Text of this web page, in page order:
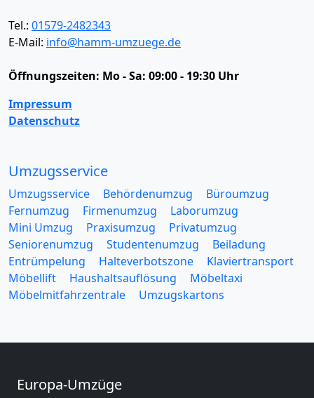
Tel.: 01579-2482343
E-Mail: info@hamm-umzuege.de
Öffnungszeiten: Mo - Sa: 09:00 - 19:30 Uhr
Impressum
Datenschutz
Umzugsservice
Umzugsservice Behördenumzug
Büroumzug
Fernumzug
Firmenumzug
Laborumzug
Mini Umzug
Praxisumzug
Privatumzug
Seniorenumzug
Studentenumzug
Beiladung
Entrümpelung
Halteverbotszone
Klaviertransport
Möbellift
Haushaltsauflösung
Möbeltaxi
Möbelmitfahrzentrale
Umzugskartons
Europa-Umzüge